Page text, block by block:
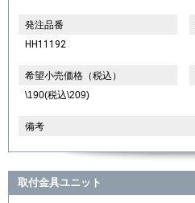
発注品番
HH11192
希望小売価格（税込）
\190(税込\209)
備考
取付金具ユニット